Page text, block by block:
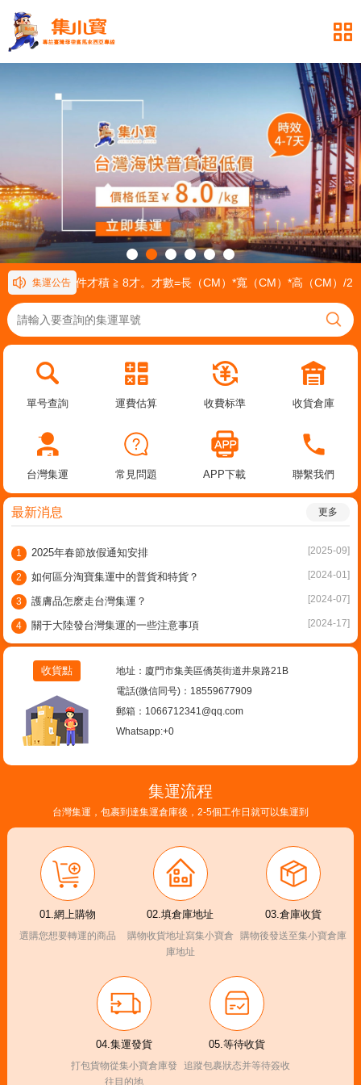
集運公告
。 (2) 單一件才積 ≧ 8才。才數=長（CM）*寬（CM）*高（CM）/
單号查詢 運費估算 收費标準 收貨倉庫
台灣集運 常見問題 APP下載 聯繫我們
最新消息 更多
1 2025年春節放假通知安排 [2025-09]
2 如何區分淘寶集運中的普貨和特貨？ [2024-01]
3 護膚品怎麽走台灣集運？ [2024-07]
4 關于大陸發台灣集運的一些注意事項 [2024-17]
收貨點
地址：廈門市集美區僑英街道井泉路21B
電話(微信同号)：18559677909
郵箱：1066712341@qq.com
Whatsapp:+0
集運流程
台灣集運，包裹到達集運倉庫後，2-5個工作日就可以集運到
01.網上購物
選購您想要轉運的商品
02.填倉庫地址
購物收貨地址寫集小寶倉
庫地址
03.倉庫收貨
購物後發送至集小寶倉庫
04.集運發貨
打包貨物從集小寶倉庫發
往目的地
05.等待收貨
追蹤包裹狀态并等待簽收